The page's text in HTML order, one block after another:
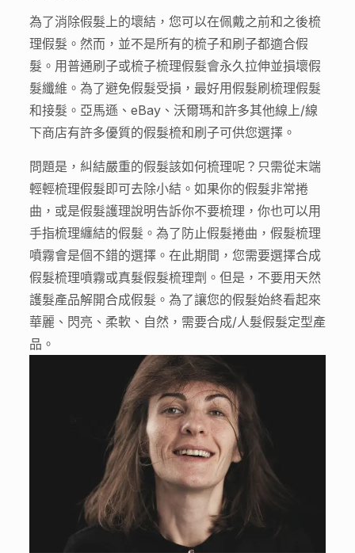
為了消除假髮上的壞結，您可以在佩戴之前和之後梳
理假髮。然而，並不是所有的梳子和刷子都適合假
髮。用普通刷子或梳子梳理假髮會永久拉伸並損壞假
髮纖維。為了避免假髮受損，最好用假髮刷梳理假髮
和接髮。亞馬遜、eBay、沃爾瑪和許多其他線上/線
下商店有許多優質的假髮梳和刷子可供您選擇。
問題是，糾結嚴重的假髮該如何梳理呢？只需從末端
輕輕梳理假髮即可去除小結。如果你的假髮非常捲
曲，或是假髮護理說明告訴你不要梳理，你也可以用
手指梳理纏結的假髮。為了防止假髮捲曲，假髮梳理
噴霧會是個不錯的選擇。在此期間，您需要選擇合成
假髮梳理噴霧或真髮假髮梳理劑。但是，不要用天然
護髮產品解開合成假髮。為了讓您的假髮始終看起來
華麗、閃亮、柔軟、自然，需要合成/人髮假髮定型產
品。